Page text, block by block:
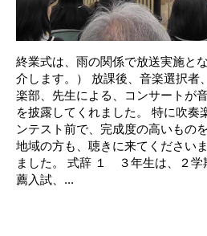
終業式は、雨の関係で放送実施と
介します。） 放課後、音楽選択者
楽部、先生による、コンサートが
を披露してくれました。 特に吹奏
ンテスト前で、完成度の高いもの
地域の方も、聴きに来てください
ました。 式辞 １ ３年生は、２学
薦入試、...